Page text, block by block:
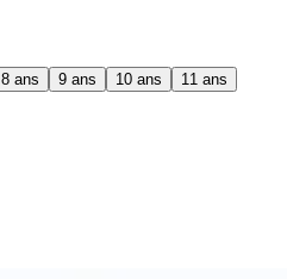
8 ans 9 ans 10 ans
11 ans